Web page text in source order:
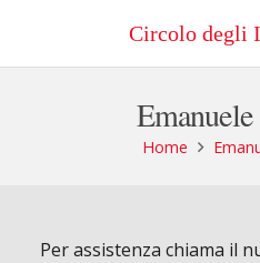
Circolo degli
Home
Per assistenza chiama il